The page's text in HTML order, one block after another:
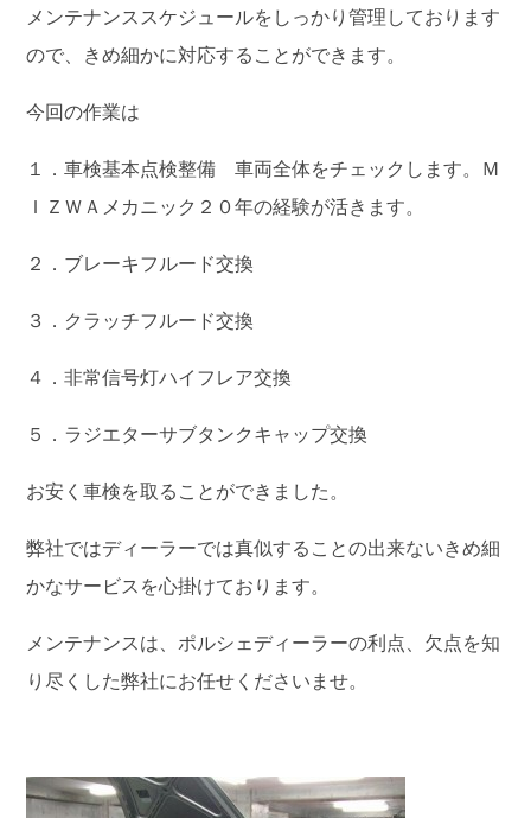
メンテナンススケジュールをしっかり管理しております
ので、きめ細かに対応することができます。
今回の作業は
１．車検基本点検整備 車両全体をチェックします。Ｍ
ＩＺＷＡメカニック２０年の経験が活きます。
２．ブレーキフルード交換
３．クラッチフルード交換
４．非常信号灯ハイフレア交換
５．ラジエターサブタンクキャップ交換
お安く車検を取ることができました。
弊社ではディーラーでは真似することの出来ないきめ細
かなサービスを心掛けております。
メンテナンスは、ポルシェディーラーの利点、欠点を知
り尽くした弊社にお任せくださいませ。